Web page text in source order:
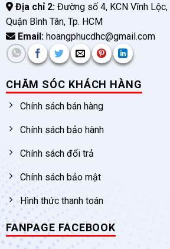
Địa chỉ 2:Đường số 4, KCN Vĩnh Lộc,
Quận Bình Tân, Tp. HCM
Email:hoangphucdhc@gmail.com
CHĂM SÓC KHÁCH HÀNG
Chính sách bán hàng
Chính sách bảo hành
Chính sách đổi trả
Chính sách bảo mật
Hình thức thanh toán
FANPAGE FACEBOOK